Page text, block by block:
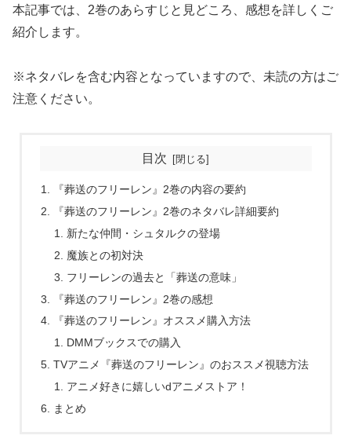
本記事では、2巻のあらすじと見どころ、感想を詳しくご
紹介します。
※ネタバレを含む内容となっていますので、未読の方はご
注意ください。
目次
『葬送のフリーレン』2巻の内容の要約
『葬送のフリーレン』2巻のネタバレ詳細要約
新たな仲間・シュタルクの登場
魔族との初対決
フリーレンの過去と「葬送の意味」
『葬送のフリーレン』2巻の感想
『葬送のフリーレン』オススメ購入方法
DMMブックスでの購入
TVアニメ『葬送のフリーレン』のおススメ視聴方法
アニメ好きに嬉しいdアニメストア！
まとめ